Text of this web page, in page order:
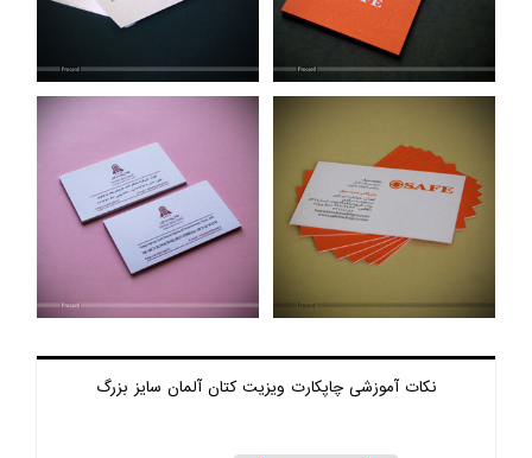
نکات آموزشی چاپکارت ویزیت کتان آلمان سایز بزرگ